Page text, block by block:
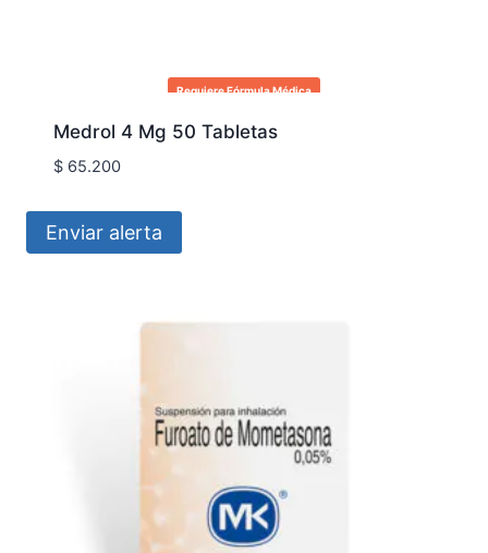
Requiere Fórmula Médica
Medrol 4 Mg 50 Tabletas
$65.200
Enviar alerta